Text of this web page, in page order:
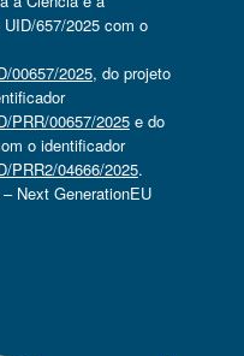
657/2025 com o
00657/2025, do projeto
PRR/00657/2025e do
o identificador
PRR2/04666/2025.
Next GenerationEU